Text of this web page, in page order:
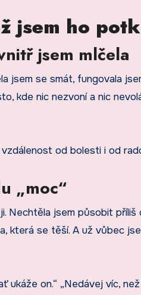
jsem ho
jsem mlčela
jsem se smát, fungovala
kde nic nezvoní a nic
od bolesti i od
„moc“
Nechtěla jsem působit
která se těší. A už vůbec
on.“ „Nedávej víc,